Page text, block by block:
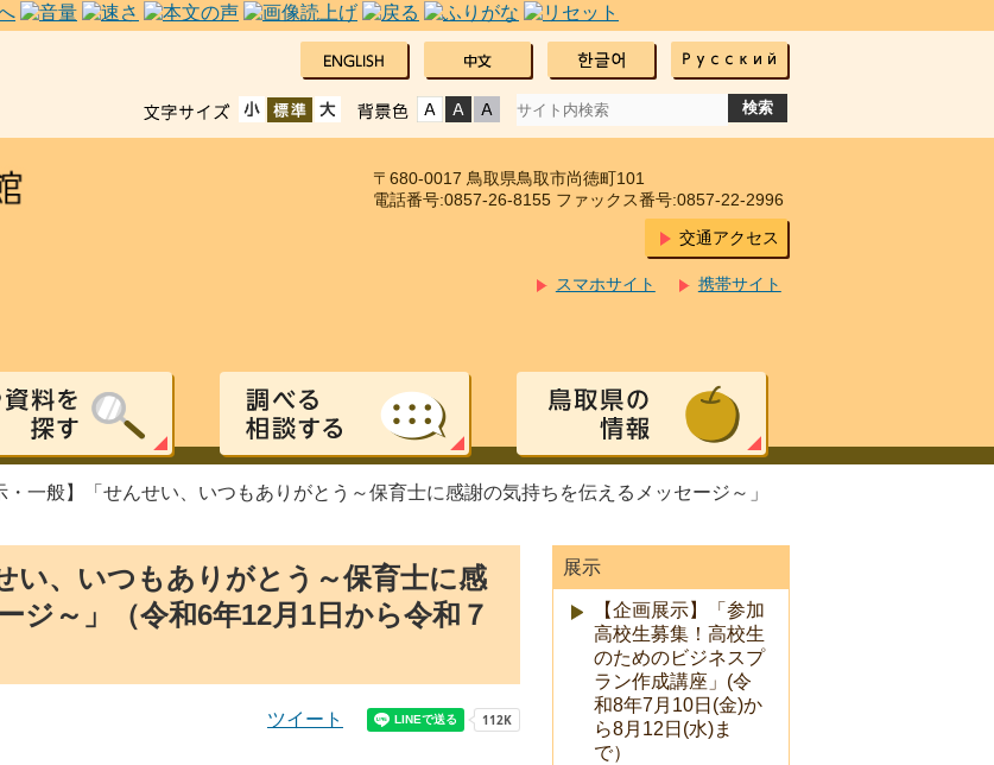
〒680-0017 鳥取県鳥取市尚徳町101
電話番号:0857-26-8155 ファックス番号:0857-22-2996
交通アクセス
携帯サイト
スマホサイト
・一般】「せんせい、いつもありがとう～保育士に感謝の気持ちを伝えるメッセージ～」
い、いつもありがとう～保育士に感
ジ～」（令和6年12月1日から令和７
ツイート
展示
【企画展示】「参加
高校生募集！高校生
のためのビジネスプ
ラン作成講座」(令
和8年7月10日(金)か
ら8月12日(水)ま
で）